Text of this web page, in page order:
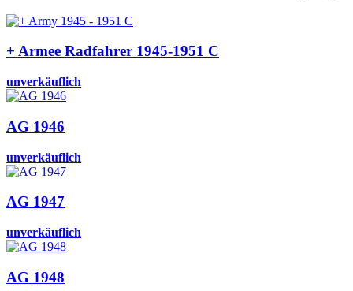
+ Armee Radfahrer 1945-1951 C
unverkäuflich
AG 1946
unverkäuflich
AG 1947
unverkäuflich
AG 1948